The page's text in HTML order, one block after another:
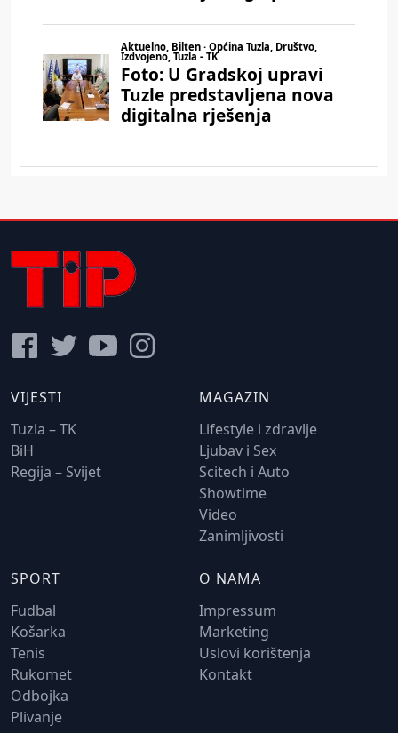
VIJESTI
Tuzla – TK
BiH
Regija – Svijet
MAGAZIN
Lifestyle i zdravlje
Ljubav i Sex
Scitech i Auto
Showtime
Video
Zanimljivosti
SPORT
Fudbal
Košarka
Tenis
Rukomet
Odbojka
Plivanje
O NAMA
Impressum
Marketing
Uslovi korištenja
Kontakt